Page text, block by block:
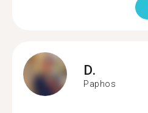
D.
Paphos